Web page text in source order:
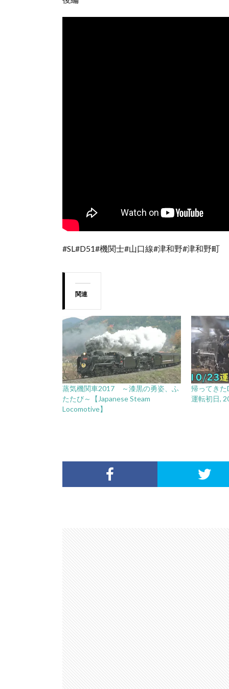
#SL#D51#機関士#山口線#津和野#津和野町
関連
蒸気機関車2017 ～漆黒の勇姿、ふ
たたび～【Japanese Steam
Locomotive】
帰ってきた
運転初日,